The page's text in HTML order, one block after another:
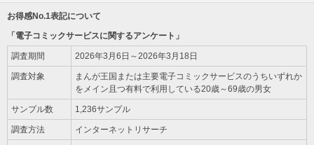
お得感No.1表記について
「電子コミックサービスに関するアンケート」
調査期間 2026年3月6日～2026年3月18日
調査対象
まんが王国または主要電子コミックサービスのうちいずれか
をメイン且つ有料で利用している20歳～69歳の男女
サンプル数 1,236サンプル
調査方法 インターネットリサーチ